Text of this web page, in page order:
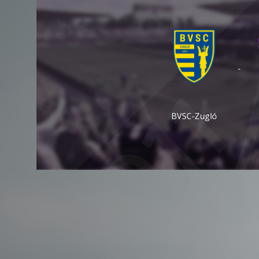
BVSC-Zugló
-